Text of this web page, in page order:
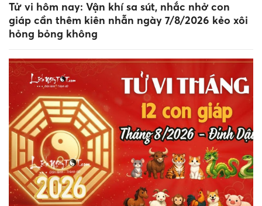
Tử vi hôm nay: Vận khí sa sút, nhắc nhở con
giáp cần thêm kiên nhẫn ngày 7/8/2026 kẻo xôi
hỏng bỏng không